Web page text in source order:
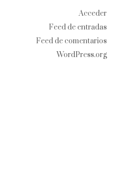
Acceder
Feed de entradas
Feed de comentarios
WordPress.org